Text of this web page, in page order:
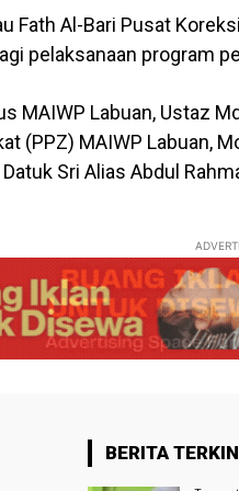
Fath Al-Bari Pusat
pelaksanaan program
MAIWP Labuan, Ustaz
(PPZ) MAIWP Labuan,
Sri Alias Abdul
BERITA